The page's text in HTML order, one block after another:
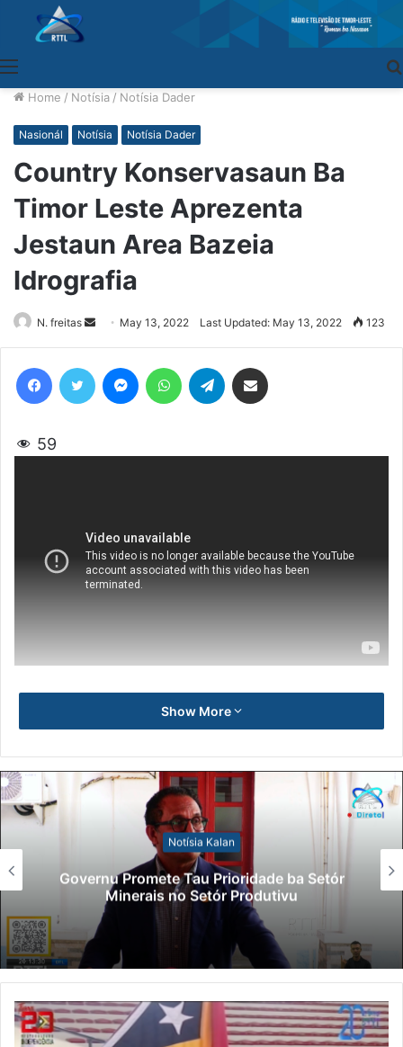
Home / Notísia / Notísia Dader
Nasionál Notísia Notísia Dader
Country Konservasaun Ba
Timor Leste Aprezenta
Jestaun Area Bazeia
Idrografia
N. freitas
Send
an
email
May 13, 2022 Last Updated: May 13, 2022 123
59
Show More
Notísia Kalan
Governu Promete Tau Prioridade ba Setór
Minerais no Setór Produtivu